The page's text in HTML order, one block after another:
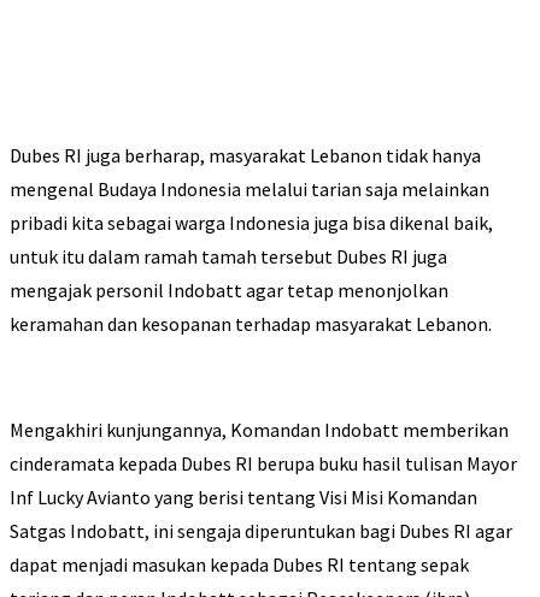
Dubes RI juga berharap, masyarakat Lebanon tidak hanya
mengenal Budaya Indonesia melalui tarian saja melainkan
pribadi kita sebagai warga Indonesia juga bisa dikenal baik,
untuk itu dalam ramah tamah tersebut Dubes RI juga
mengajak personil Indobatt agar tetap menonjolkan
keramahan dan kesopanan terhadap masyarakat Lebanon.
Mengakhiri kunjungannya, Komandan Indobatt memberikan
cinderamata kepada Dubes RI berupa buku hasil tulisan Mayor
Inf Lucky Avianto yang berisi tentang Visi Misi Komandan
Satgas Indobatt, ini sengaja diperuntukan bagi Dubes RI agar
dapat menjadi masukan kepada Dubes RI tentang sepak